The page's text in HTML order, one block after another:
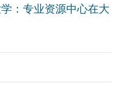
：专业资源中心在大